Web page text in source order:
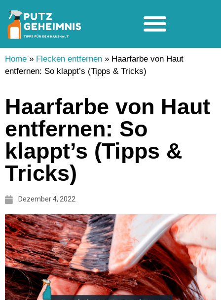
Home » Flecken entfernen » Haarfarbe von Haut
entfernen: So klappt’s (Tipps & Tricks)
Haarfarbe von Haut
entfernen: So
klappt’s (Tipps &
Tricks)
Dezember 4, 2022